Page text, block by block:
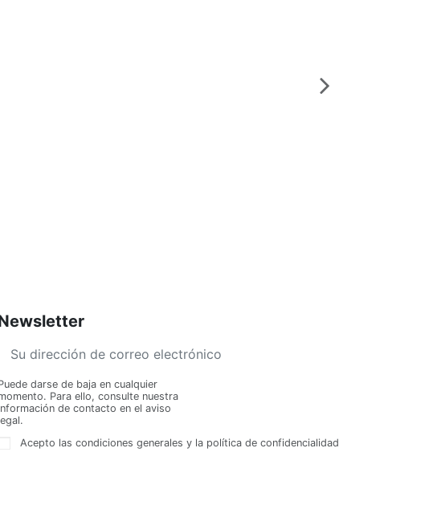
darse de baja en cualquier
Para ello, consulte nuestra
de contacto en el aviso
Acepto las condiciones generales y la política de confidencialidad